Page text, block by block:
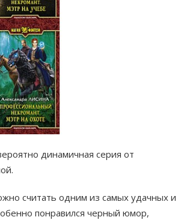
динамичная серия от
считать одним из самых удачных и
понравился черный юмор,